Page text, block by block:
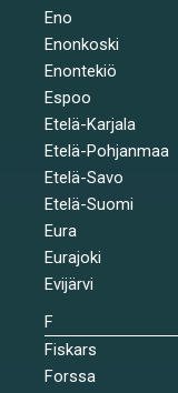
Eno
Enonkoski
Enontekiö
Espoo
Etelä-Karjala
Etelä-Pohjanmaa
Etelä-Savo
Etelä-Suomi
Eura
Eurajoki
Evijärvi
F
Fiskars
Forssa